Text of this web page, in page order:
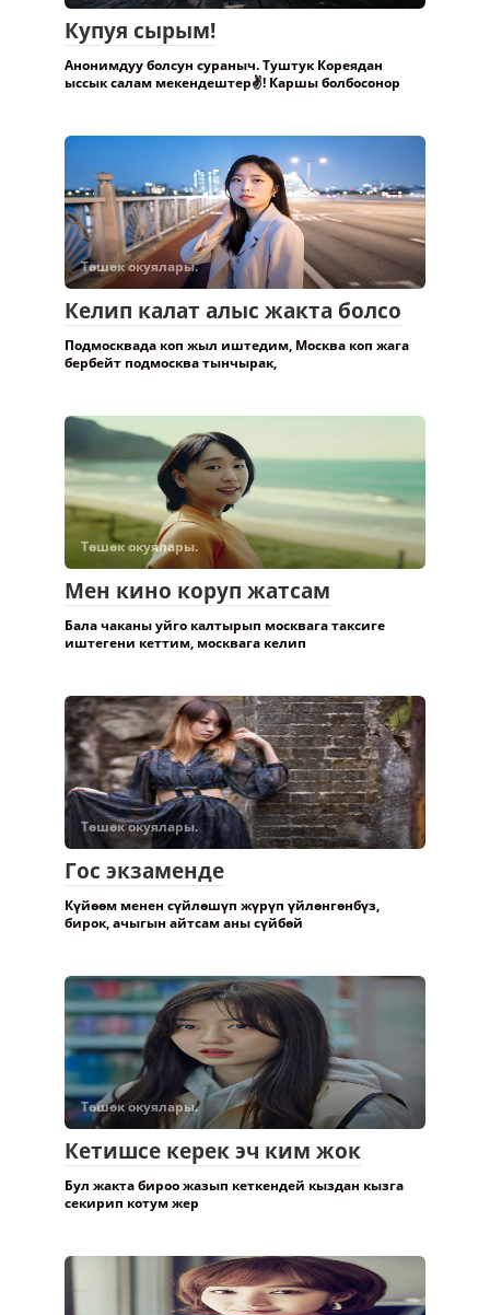
Купуя сырым!
Анонимдуу болсун сураныч. Туштук Кореядан
ыссык салам мекендештер✌️! Каршы болбосонор
Төшөк окуялары.
Келип калат алыс жакта болсо
Подмосквада коп жыл иштедим, Москва коп жага
бербейт подмосква тынчырак,
Төшөк окуялары.
Мен кино коруп жатсам
Бала чаканы уйго калтырып москвага таксиге
иштегени кеттим, москвага келип
Төшөк окуялары.
Гос экзаменде
Күйөөм менен сүйлөшүп жүрүп үйлөнгөнбүз,
бирок, ачыгын айтсам аны сүйбөй
Төшөк окуялары.
Кетишсе керек эч ким жок
Бул жакта бироо жазып кеткендей кыздан кызга
секирип котум жер